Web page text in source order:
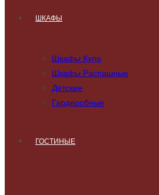
ШКАФЫ
Шкафы Купе
Шкафы Распашные
Детские
Гардеробные
ГОСТИНЫЕ